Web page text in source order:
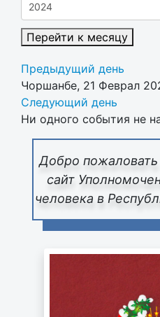
Добро
сайт
человека в
Перейти к месяцу
Предыдущий день
Чоршанбе, 21 Феврал
Следующий день
Ни одного события не